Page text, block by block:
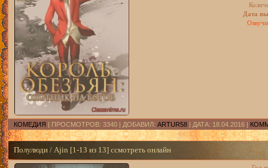
Дата
КОМЕДИЯ | ПРОСМОТРОВ: 3340 | ДОБАВИЛ: ARTUR58 | ДАТА: 18.04.2016 |
Полулюди / Ajin [1-13 из 13] cсмотреть онлайн